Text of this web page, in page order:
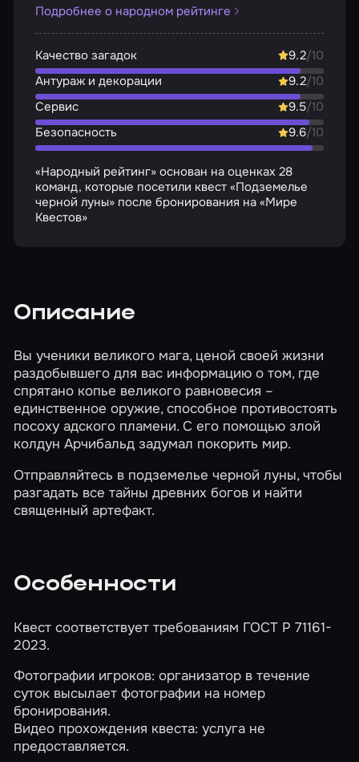
Подробнее о народном рейтинге
Качество загадок 9.2/10
Антураж и декорации
9.2/10
Сервис
9.5/10
Безопасность
9.6/10
«Народный рейтинг» основан на оценках 28
команд, которые посетили квест «Подземелье
черной луны» после бронирования на «Мире
Квестов»
Описание
Вы ученики великого мага, ценой своей жизни
раздобывшего для вас информацию о том, где
спрятано копье великого равновесия –
единственное оружие, способное противостоять
посоху адского пламени. С его помощью злой
колдун Арчибальд задумал покорить мир.
Отправляйтесь в подземелье черной луны, чтобы
разгадать все тайны древних богов и найти
священный артефакт.
Особенности
Квест соответствует требованиям ГОСТ Р 71161-
2023.
Фотографии игроков: организатор в течение
суток высылает фотографии на номер
бронирования.
Видео прохождения квеста: услуга не
предоставляется.